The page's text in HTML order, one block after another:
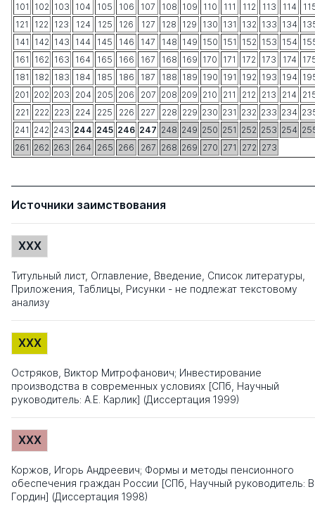
101
102 103 104 105 106 107 108 109 110 111 112 113 114
121
122 123 124 125 126 127 128 129 130 131 132 133 134
141
142 143 144 145 146 147 148 149 150 151 152 153 154
161
162 163 164 165 166 167 168 169 170 171 172 173 174
181
182 183 184 185 186 187 188 189 190 191 192 193 194
201 202 203 204 205 206 207 208 209 210 211 212 213 214
221
222 223 224 225 226 227 228 229 230 231 232 233 234
241 242 243 244 245 246 247 248 249 250 251 252 253 254
261 262 263 264 265 266 267 268 269 270 271 272 273
Источники заимствования
XXX
Титульный лист, Оглавление, Введение, Список литературы,
Приложения, Таблицы, Рисунки - не подлежат текстовому
анализу
XXX
Остряков, Виктор Митрофанович; Инвестирование
производства в современных условиях [СПб, Научный
руководитель: А.Е. Карлик] (Диссертация 1999)
XXX
Коржов, Игорь Андреевич; Формы и методы пенсионного
обеспечения граждан России [СПб, Научный руководитель:
Гордин] (Диссертация 1998)